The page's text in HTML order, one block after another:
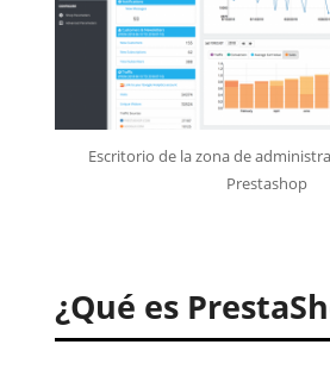
Escritorio de la zona de
Prestashop
¿Qué es